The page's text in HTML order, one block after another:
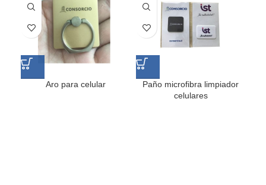
Aro para celular
Paño microfibra limpiador
celulares